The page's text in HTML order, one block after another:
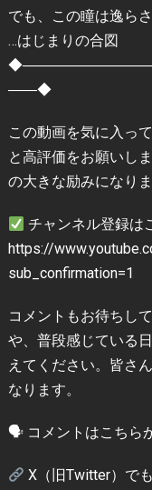
でも、この瞳は逸ら
…はじまりの合図
――◆
この動画を気に入っ
と高評価をお願いし
の大きな励みになりま
チャンネル登録は
https://
sub_confirmation=1
コメントもお待ちし
や、普段感じている
えてください。皆さ
なります。
🗣 コメントはこちら
X（旧Twitter）で